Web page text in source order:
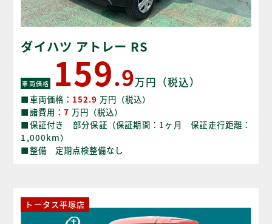
ダイハツ アトレー RS
車両価格 159.9万円（税込）
■車両価格： 152.9 万円（税込）
■諸費用： 7 万円（税込）
■保証付き 部分保証（保証期間：1ヶ月 保証走行距離：
1,000km）
■整備 定期点検整備なし
トータス平塚店